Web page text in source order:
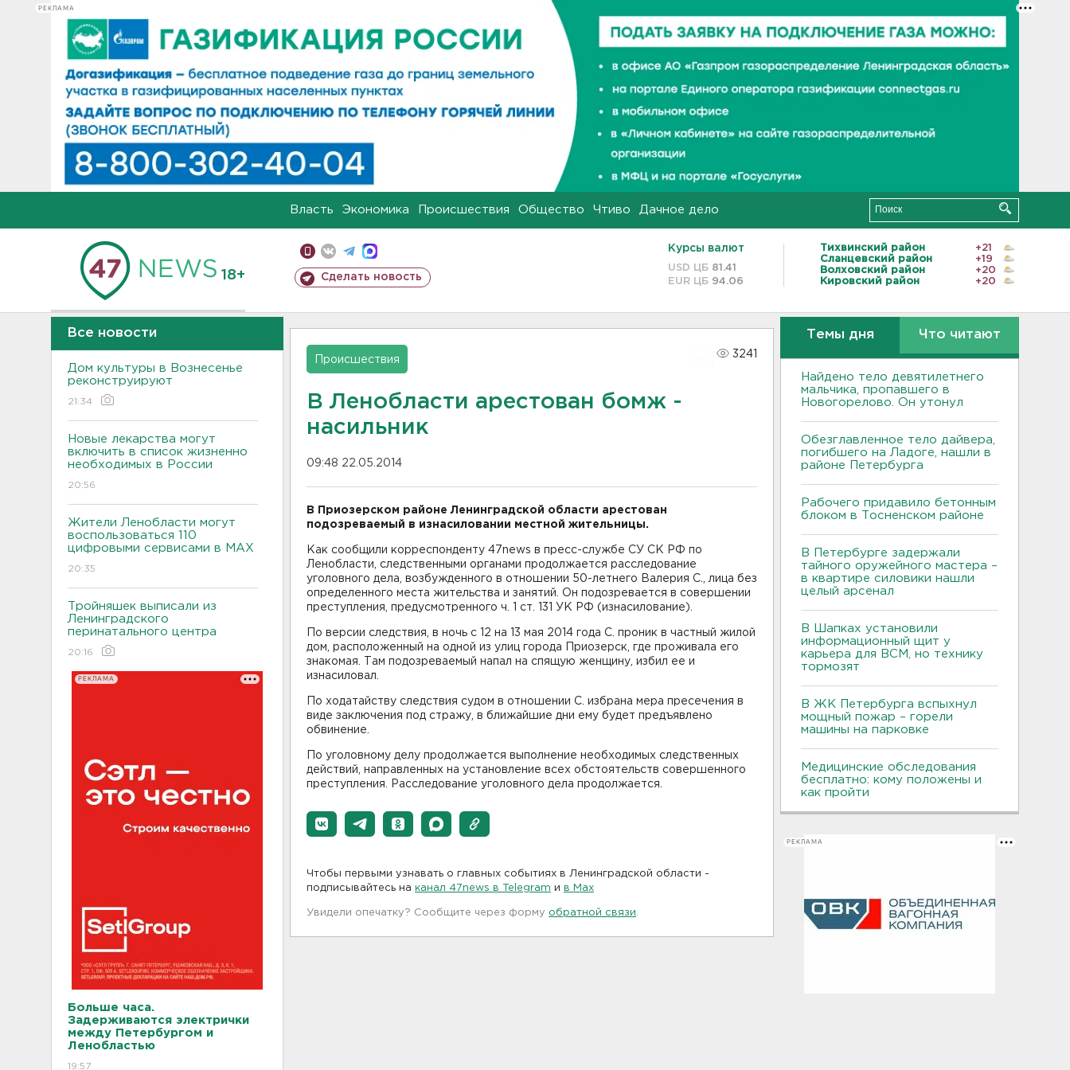
РЕКЛАМА
Власть Экономика Происшествия Общество Чтиво Дачное дело
18+ Сделать новость
Курсы валют
USD ЦБ 81.41
EUR ЦБ 94.06
Тихвинский район
+21
Сланцевский район
+19
Волховский район
+20
Кировский район
+20
Все новости
Дом культуры в Вознесенье
реконструируют
21:34
Новые лекарства могут
включить в список жизненно
необходимых в России
20:56
Жители Ленобласти могут
воспользоваться 110
цифровыми сервисами в МАХ
20:35
Тройняшек выписали из
Ленинградского
перинатального центра
20:16
РЕКЛАМА
Больше часа.
Задерживаются электрички
между Петербургом и
Ленобластью
19:57
Происшествия
3241
В Ленобласти арестован бомж -
насильник
09:48 22.05.2014
В Приозерском районе Ленинградской области арестован
подозреваемый в изнасиловании местной жительницы.
Как сообщили корреспонденту 47news в пресс-службе СУ СК РФ по
Ленобласти, следственными органами продолжается расследование
уголовного дела, возбужденного в отношении 50-летнего Валерия С., лица без
определенного места жительства и занятий. Он подозревается в совершении
преступления, предусмотренного ч. 1 ст. 131 УК РФ (изнасилование).
По версии следствия, в ночь с 12 на 13 мая 2014 года С. проник в частный жилой
дом, расположенный на одной из улиц города Приозерск, где проживала его
знакомая. Там подозреваемый напал на спящую женщину, избил ее и
изнасиловал.
По ходатайству следствия судом в отношении С. избрана мера пресечения в
виде заключения под стражу, в ближайшие дни ему будет предъявлено
обвинение.
По уголовному делу продолжается выполнение необходимых следственных
действий, направленных на установление всех обстоятельств совершенного
преступления. Расследование уголовного дела продолжается.
Чтобы первыми узнавать о главных событиях в Ленинградской области -
подписывайтесь на канал 47news в Telegram и в Maх
Увидели опечатку? Сообщите через форму обратной связи
Темы дня Что читают
Найдено тело девятилетнего
мальчика, пропавшего в
Новогорелово. Он утонул
Обезглавленное тело дайвера,
погибшего на Ладоге, нашли в
районе Петербурга
Рабочего придавило бетонным
блоком в Тосненском районе
В Петербурге задержали
тайного оружейного мастера –
в квартире силовики нашли
целый арсенал
В Шапках установили
информационный щит у
карьера для ВСМ, но технику
тормозят
В ЖК Петербурга вспыхнул
мощный пожар – горели
машины на парковке
Медицинские обследования
бесплатно: кому положены и
как пройти
РЕКЛАМА